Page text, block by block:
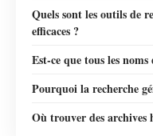
Quels sont les outils de
efficaces ?
Est-ce que tous les
Pourquoi la recherche
Où trouver des archives